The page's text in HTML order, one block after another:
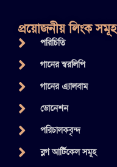
প্রয়োজনীয় লিংক সমূহ
পরিচিতি
গানের স্বরলিপি
গানের এ্যালবাম
ডোনেশন
পরিচালকবৃন্দ
ব্লগ আর্টিকেল সমূহ